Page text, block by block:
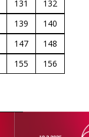
131
132
139
140
147
148
155
156